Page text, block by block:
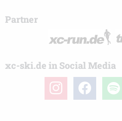
Partner
xc-ski.de in Social Media
instagramfacebook spotify